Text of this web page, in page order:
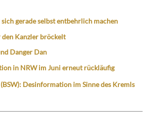
gerade selbst entbehrlich machen
Kanzler bröckelt
Danger Dan
in NRW im Juni erneut rückläufig
Desinformation im Sinne des Kremls